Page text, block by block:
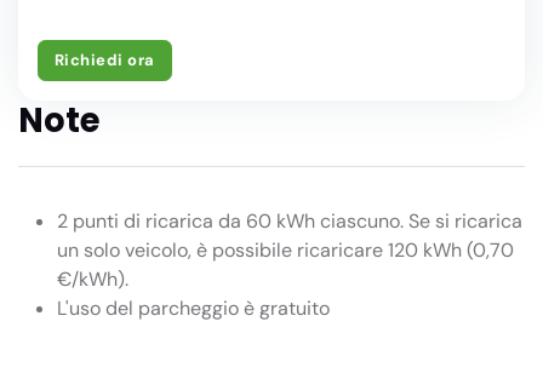
Richiedi ora
Note
2 punti di ricarica da 60 kWh ciascuno. Se si ricarica
un solo veicolo, è possibile ricaricare 120 kWh (0,70
€/kWh).
L'uso del parcheggio è gratuito